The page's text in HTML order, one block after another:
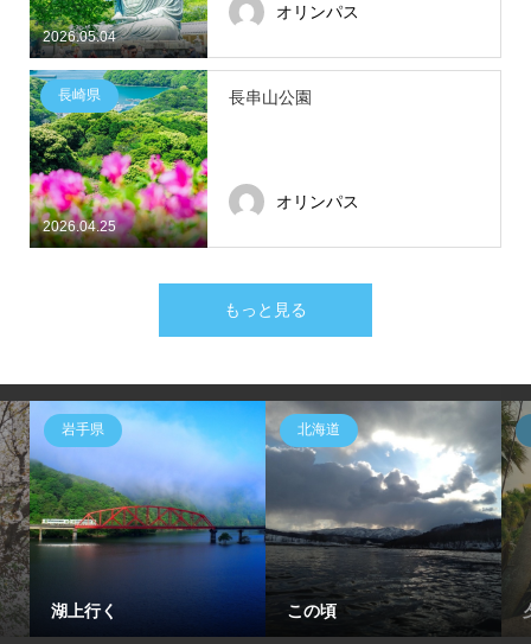
2026.05.04
オリンパス
2026.04.25
長崎県 長串山公園
オリンパス
もっと見る
岩手県
湖上行く
北海道
この頃